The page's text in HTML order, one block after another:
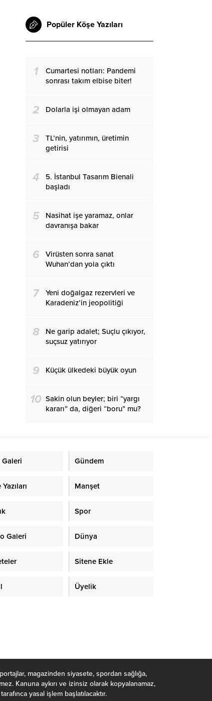
Popüler Köşe Yazıları
1
Cumartesi notları: Pandemi
sonrası takım elbise biter!
2 Dolarla işi olmayan adam
3
TL’nin, yatırımın, üretimin
getirisi
4
5. İstanbul Tasarım Bienali
başladı
5
Nasihat işe yaramaz, onlar
davranışa bakar
6
Virüsten sonra sanat
Wuhan’dan yola çıktı
7
Yeni doğalgaz rezervleri ve
Karadeniz’in jeopolitiği
8
Ne garip adalet; Suçlu çıkıyor,
suçsuz yatırıyor
9 Küçük ülkedeki büyük oyun
10 Sakin olun beyler; biri “yargı
kararı” da, diğeri “boru” mu?
Galeri Gündem
Manşet
Spor
Galeri Dünya
Sitene Ekle
Üyelik
magazinden siyasete, spordan sağlığa,
Kanuna aykırı ve izinsiz olarak kopyalanamaz,
yasal işlem başlatılacaktır.